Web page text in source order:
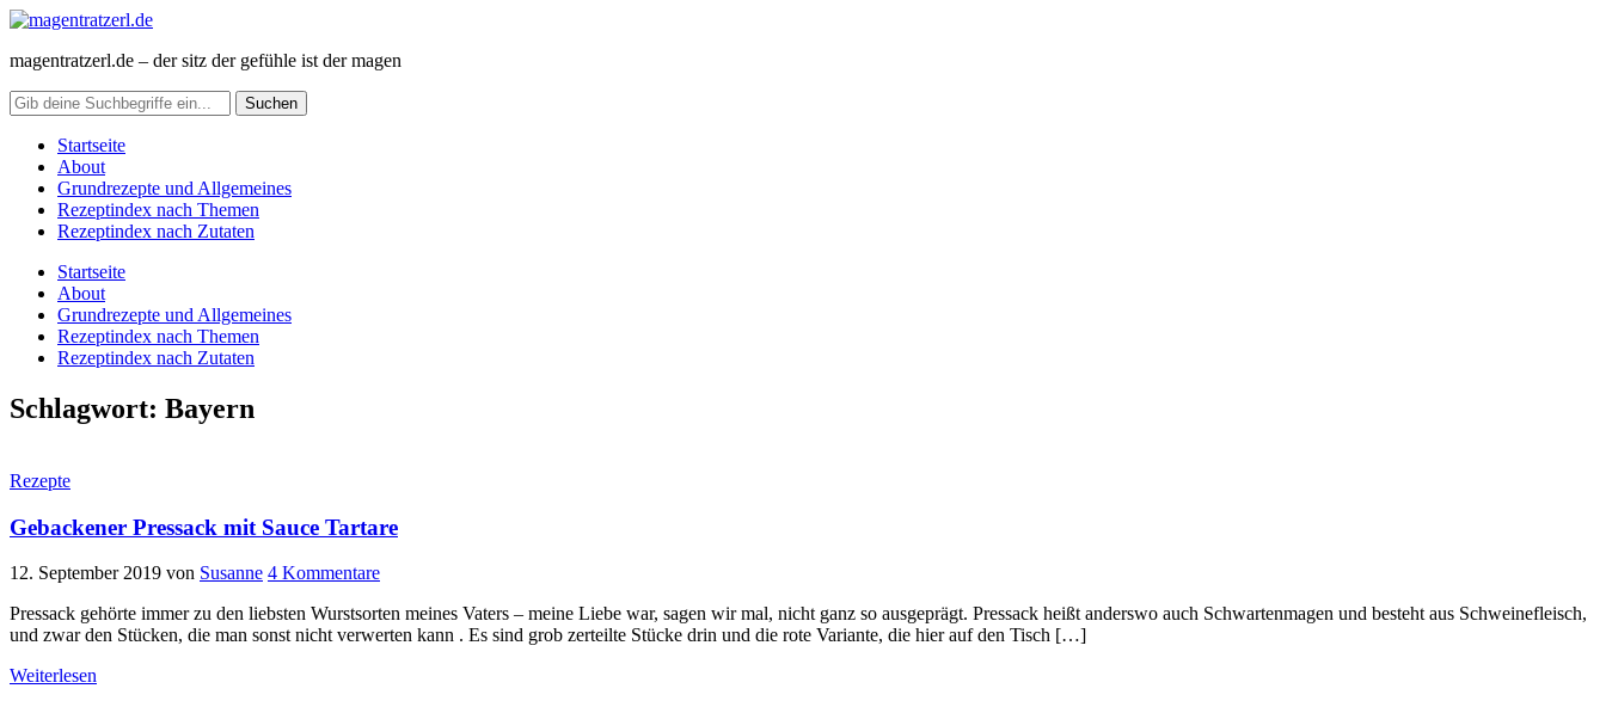
magentratzerl.de – der sitz der gefühle ist der magen
Startseite
About
Grundrezepte und Allgemeines
Rezeptindex nach Themen
Rezeptindex nach Zutaten
Startseite
About
Grundrezepte und Allgemeines
Rezeptindex nach Themen
Rezeptindex nach Zutaten
Schlagwort: Bayern
Rezepte
Gebackener Pressack mit Sauce Tartare
12. September 2019 von Susanne 4 Kommentare
Pressack gehörte immer zu den liebsten Wurstsorten meines Vaters – meine Liebe war, sagen wir mal, nicht ganz so ausgeprägt. Pressack heißt anderswo auch Schwartenmagen und besteht aus Schweinefleisch,
und zwar den Stücken, die man sonst nicht verwerten kann . Es sind grob zerteilte Stücke drin und die rote Variante, die hier auf den Tisch […]
Weiterlesen